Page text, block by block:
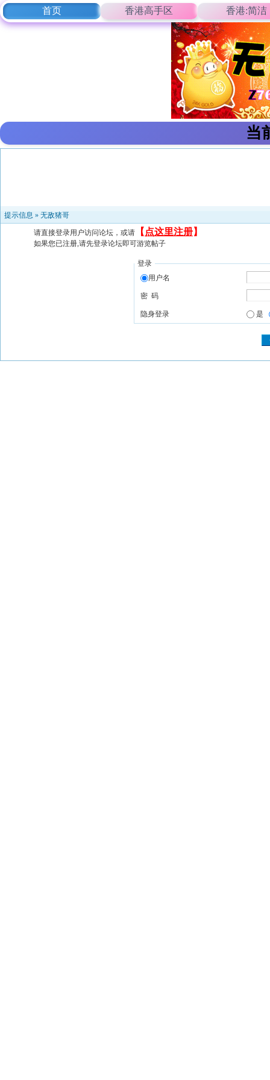
首页 香港高手区 香港:简洁
当
提示信息 » 无敌猪哥
请直接登录用户访问论坛，或请 【 点这里注册】
如果您已注册,请先登录论坛即可游览帖子
登录
用户名
密 码
隐身登录 是